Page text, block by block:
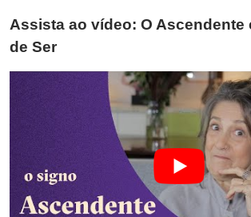
Assista ao vídeo: O Ascendente
de Ser